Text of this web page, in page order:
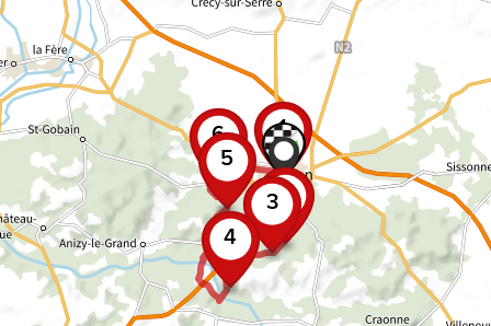
1
2
3
4
5
6